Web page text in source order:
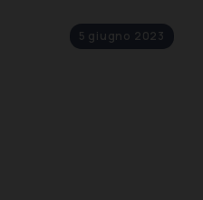
5 giugno 2023